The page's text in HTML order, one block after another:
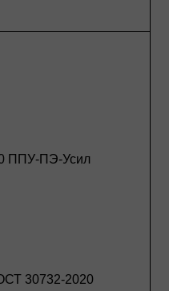
ППУ-ПЭ-Усил
30732-2020